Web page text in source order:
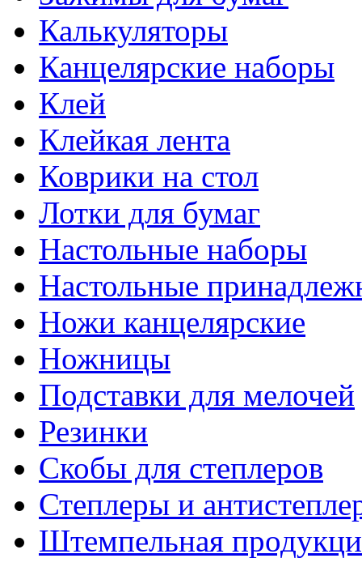
Калькуляторы
Канцелярские наборы
Клей
Клейкая лента
Коврики на стол
Лотки для бумаг
Настольные наборы
Настольные
Ножи канцелярские
Ножницы
Подставки для мелочей
Резинки
Скобы для степлеров
Степлеры и
Штемпельная